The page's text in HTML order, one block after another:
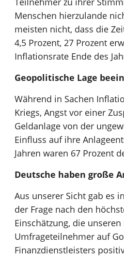
Menschen hierzulande
meisten nicht, dass die
4,5 Prozent, 27 Prozent
Inflationsrate Ende des
Geopolitische Lage
Während in Sachen
Kriegs, Angst vor einer
Geldanlage von der
Einfluss auf ihre
Jahren waren 67 Prozent
Deutsche haben große
Aus unserer Sicht gab es
der Frage nach den
Einschätzung, die
Umfrageteilnehmer auf
Finanzdienstleisters